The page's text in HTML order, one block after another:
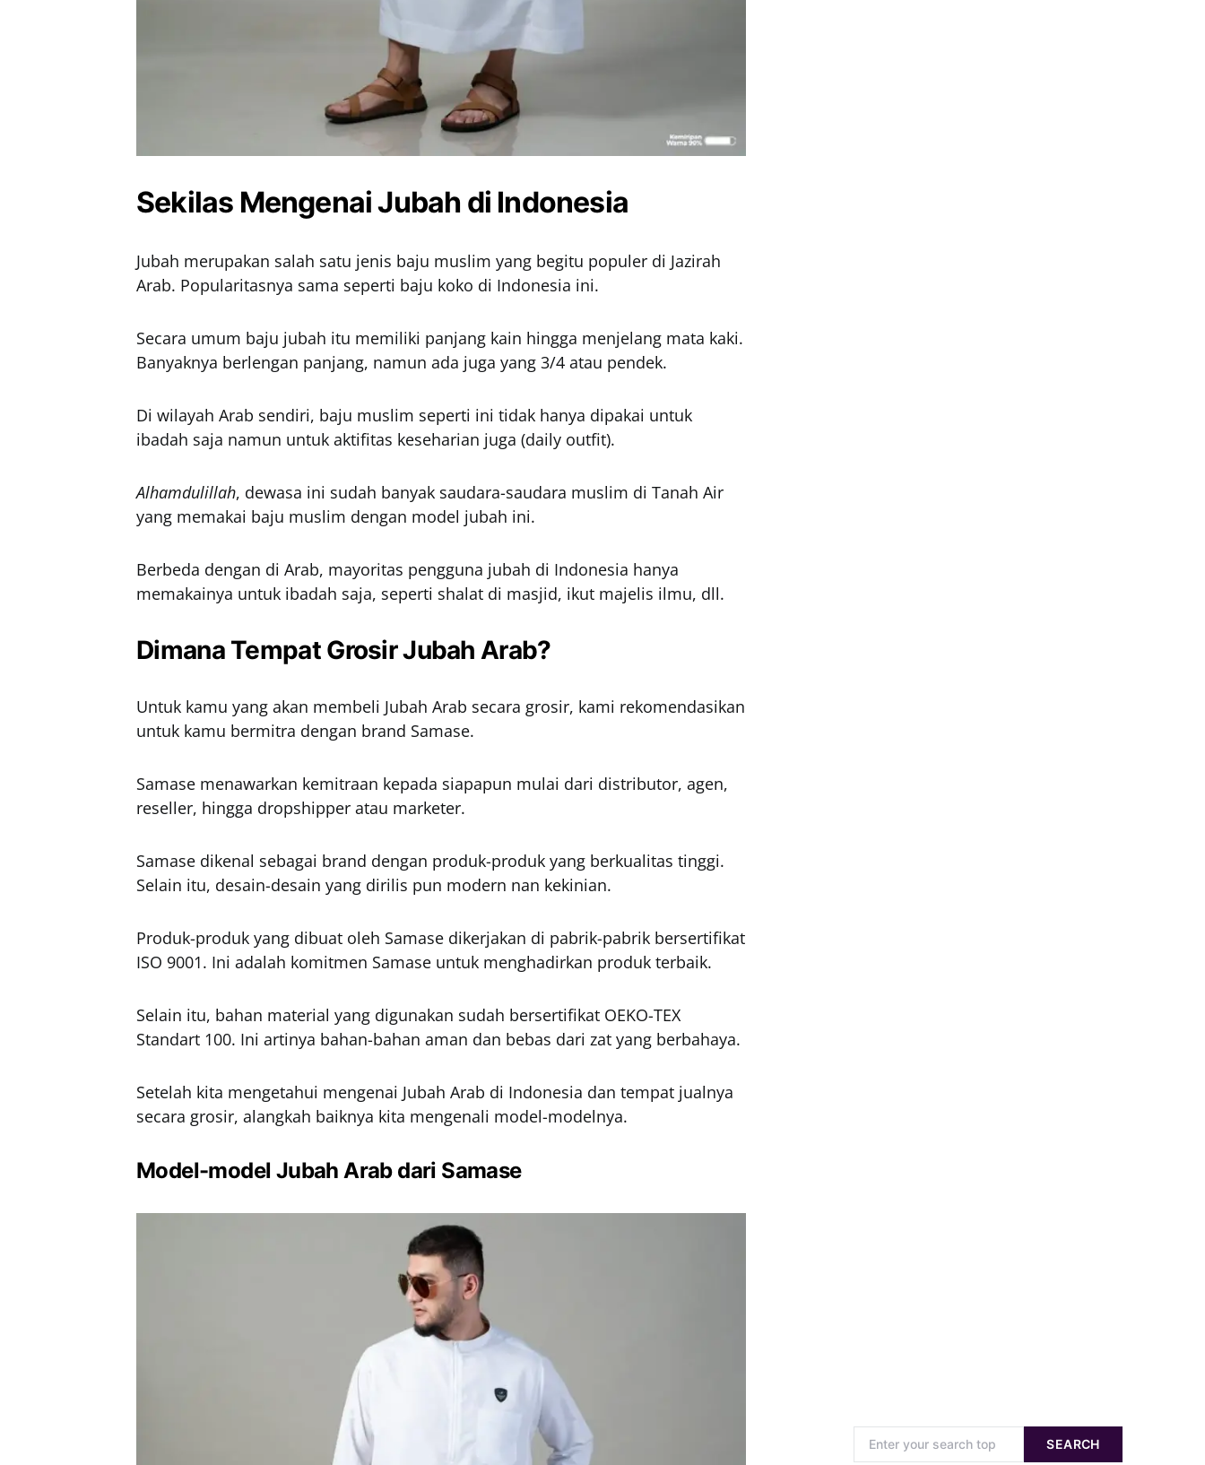
Sekilas Mengenai Jubah di Indonesia
Jubah merupakan salah satu jenis baju muslim yang begitu populer di Jazirah
Arab. Popularitasnya sama seperti baju koko di Indonesia ini.
Secara umum baju jubah itu memiliki panjang kain hingga menjelang mata kaki.
Banyaknya berlengan panjang, namun ada juga yang 3/4 atau pendek.
Di wilayah Arab sendiri, baju muslim seperti ini tidak hanya dipakai untuk
ibadah saja namun untuk aktifitas keseharian juga (daily outfit).
Alhamdulillah, dewasa ini sudah banyak saudara-saudara muslim di Tanah Air
yang memakai baju muslim dengan model jubah ini.
Berbeda dengan di Arab, mayoritas pengguna jubah di Indonesia hanya
memakainya untuk ibadah saja, seperti shalat di masjid, ikut majelis ilmu, dll.
Dimana Tempat Grosir Jubah Arab?
Untuk kamu yang akan membeli Jubah Arab secara grosir, kami rekomendasikan
untuk kamu bermitra dengan brand Samase.
Samase menawarkan kemitraan kepada siapapun mulai dari distributor, agen,
reseller, hingga dropshipper atau marketer.
Samase dikenal sebagai brand dengan produk-produk yang berkualitas tinggi.
Selain itu, desain-desain yang dirilis pun modern nan kekinian.
Produk-produk yang dibuat oleh Samase dikerjakan di pabrik-pabrik bersertifikat
ISO 9001. Ini adalah komitmen Samase untuk menghadirkan produk terbaik.
Selain itu, bahan material yang digunakan sudah bersertifikat OEKO-TEX
Standart 100. Ini artinya bahan-bahan aman dan bebas dari zat yang berbahaya.
Setelah kita mengetahui mengenai Jubah Arab di Indonesia dan tempat jualnya
secara grosir, alangkah baiknya kita mengenali model-modelnya.
Model-model Jubah Arab dari Samase
SEARCH